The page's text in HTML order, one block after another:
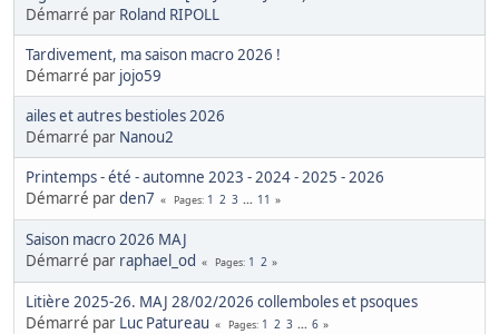
Démarré par Roland RIPOLL
Tardivement, ma saison macro 2026 !
Démarré par jojo59
ailes et autres bestioles 2026
Démarré par Nanou2
Printemps - été - automne 2023 - 2024 - 2025 - 2026
Démarré parden7 Pages 1 2 3 ... 11
Saison macro 2026 MAJ
Démarré par raphael_od Pages 1 2
Litière 2025-26. MAJ 28/02/2026 collemboles et psoques
Démarré par Luc Patureau Pages 1 2 3 ... 6